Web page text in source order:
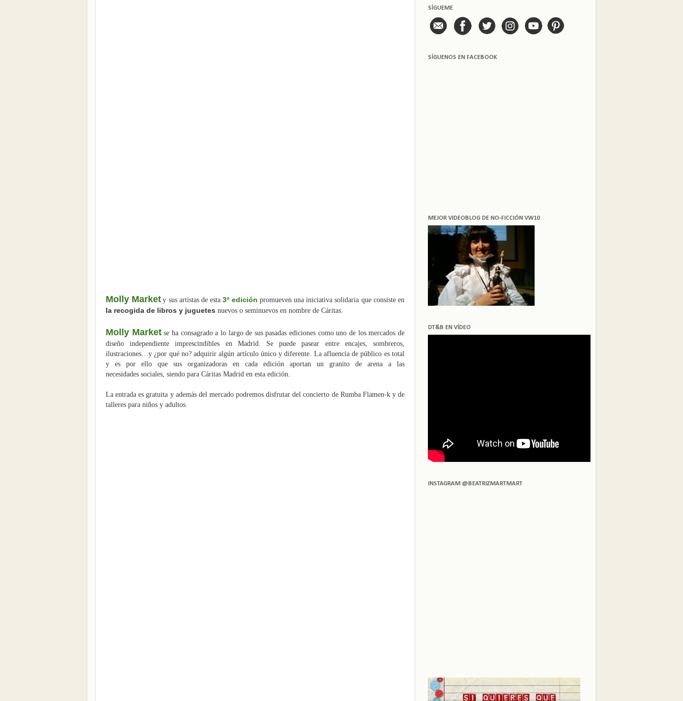
Molly Market y sus artistas de esta3ª edición promueven una iniciativa solidaria que consiste en
la recogida de libros y juguetes nuevos o seminuevos en nombre de Cáritas.
Molly Marketse ha consagrado a lo largo de sus pasadas ediciones como uno de losmercados de
diseño independiente imprescindibles en Madrid. Se puede pasear entre encajes, sombreros,
ilustraciones…y ¿por qué no? adquirir algún artículo único y diferente. La afluencia de público es total
y es por ello que sus organizadoras en cada edición aportan un granito de arena a las
necesidades sociales, siendo para Cáritas Madrid en esta edición.
La entrada es gratuita y además del mercado podremos disfrutardel concierto de Rumba Flamen-k y de
talleres para niños y adultos.
SÍGUEME
SÍGUENOS EN FACEBOOK
MEJOR VIDEOBLOG DE NO-FICCIÓN VW10
DT&B EN VÍDEO
INSTAGRAM @BEATRIZMARTMART